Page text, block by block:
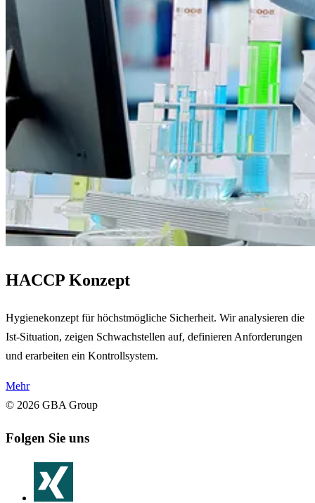
HACCP Konzept
Hygienekonzept für höchstmögliche Sicherheit. Wir analysieren die
Ist-Situation, zeigen Schwachstellen auf, definieren Anforderungen
und erarbeiten ein Kontrollsystem.
Mehr
© 2026 GBA Group
Folgen Sie uns